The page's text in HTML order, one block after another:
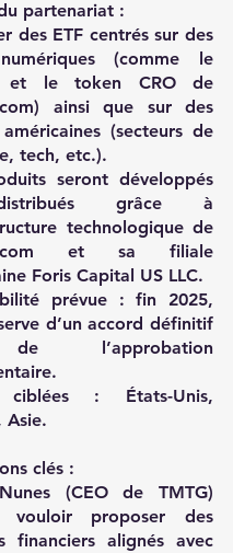
partenariat :
des ETF centrés sur des
(comme le
) ainsi que sur des
(secteurs de
tech, etc.).
seront développés
grâce à
et sa filiale
Foris Capital US LLC.
prévue : fin 2025,
d’un accord définitif
l’approbation
ciblées : États-Unis,
Asie.
clés :
(CEO de TMTG)
vouloir proposer des
financiers alignés avec